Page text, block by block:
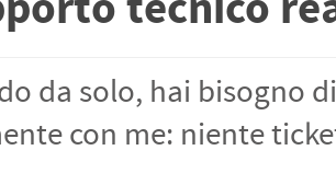
da solo, hai bisogno
con me: niente